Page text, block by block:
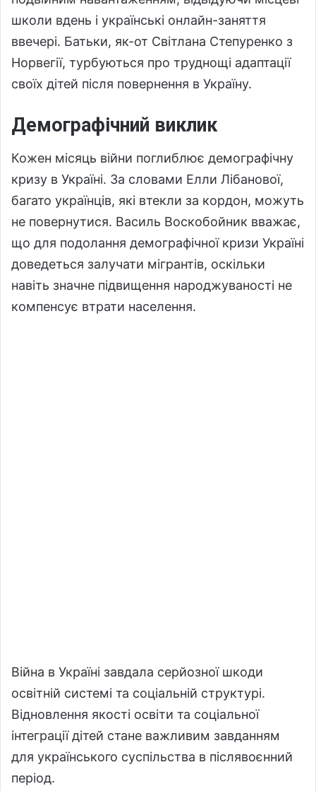
школи вдень і українські онлайн-заняття
ввечері. Батьки, як-от Світлана Степуренко з
Норвегії, турбуються про труднощі адаптації
своїх дітей після повернення в Україну.
Демографічний виклик
Кожен місяць війни поглиблює демографічну
кризу в Україні. За словами Елли Лібанової,
багато українців, які втекли за кордон, можуть
не повернутися. Василь Воскобойник вважає,
що для подолання демографічної кризи Україні
доведеться залучати мігрантів, оскільки
навіть значне підвищення народжуваності не
компенсує втрати населення.
Війна в Україні завдала серйозної шкоди
освітній системі та соціальній структурі.
Відновлення якості освіти та соціальної
інтеграції дітей стане важливим завданням
для українського суспільства в післявоєнний
період.